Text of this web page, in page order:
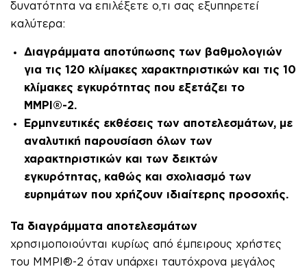
δυνατότητα να επιλέξετε ο,τι σας εξυπηρετεί
καλύτερα:
Διαγράμματα αποτύπωσης των βαθμολογιών
για τις 120 κλίμακες χαρακτηριστικών και τις 10
κλίμακες εγκυρότητας που εξετάζει το
MMPI®-2.
Ερμηνευτικές εκθέσεις των αποτελεσμάτων, με
αναλυτική παρουσίαση όλων των
χαρακτηριστικών και των δεικτών
εγκυρότητας, καθώς και σχολιασμό των
ευρημάτων που χρήζουν ιδιαίτερης προσοχής.
Τα διαγράμματα αποτελεσμάτων
χρησιμοποιούνται κυρίως από έμπειρους χρήστες
του MMPI®-2 όταν υπάρχει ταυτόχρονα μεγάλος